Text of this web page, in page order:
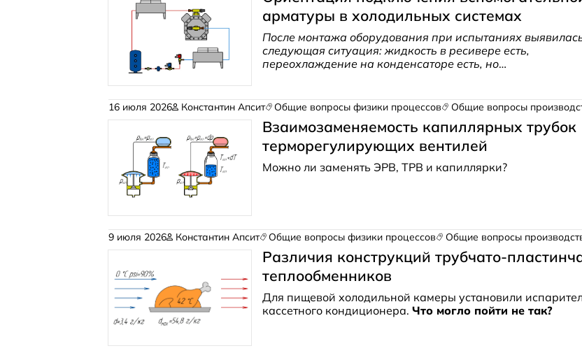
арматуры в холодильных системах
После монтажа оборудования при испытаниях
следующая ситуация: жидкость в ресивере есть,
переохлаждение на конденсаторе есть, но
сборке?
16 июля 2026 Константин Апсит Общие вопросы физики процессов Общие вопросы
Взаимозаменяемость капиллярных трубок
терморегулирующих вентилей
Можно ли заменять ЭРВ, ТРВ и капиллярки?
9 июля 2026 Константин Апсит Общие вопросы физики процессов Общие вопросы
Различия конструкций трубчато-
теплообменников
Для пищевой холодильной камеры установили
кассетного кондиционера. Что могло пойти не так?